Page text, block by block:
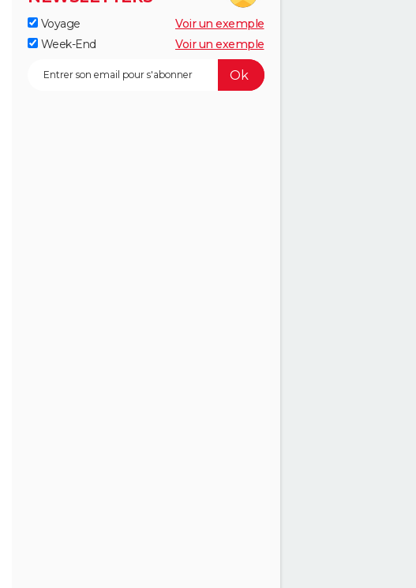
Voyage
Voir un exemple
Week-End
Voir un exemple